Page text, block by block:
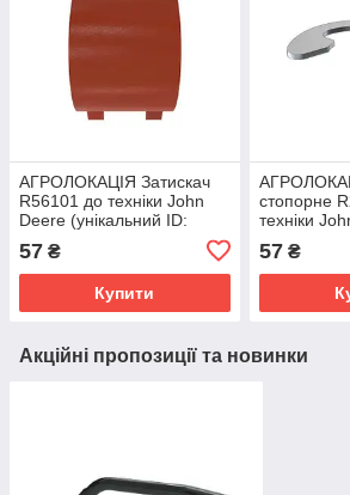
АГРОЛОКАЦІЯ Затискач
R56101 до техніки John
Deere (унікальний ID:
57 ₴
Купити
стопорне
техніки
57₴
Акційні пропозиції та новинки